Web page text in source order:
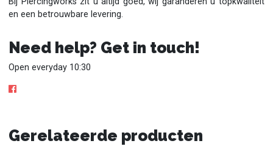
en een betrouwbare levering.
Need help? Get in touch!
Open everyday 10:30
Gerelateerde producten